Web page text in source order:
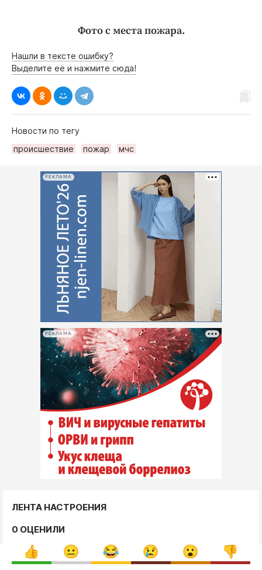
Фото с места пожара.
Нашли в тексте ошибку?
Выделите её и нажмите сюда!
Новости по тегу
происшествие
пожар мчс
РЕКЛАМА
РЕКЛАМА
ЛЕНТА НАСТРОЕНИЯ
0 ОЦЕНИЛИ